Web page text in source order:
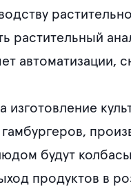
растительный
изготовление
будут
продуктов в